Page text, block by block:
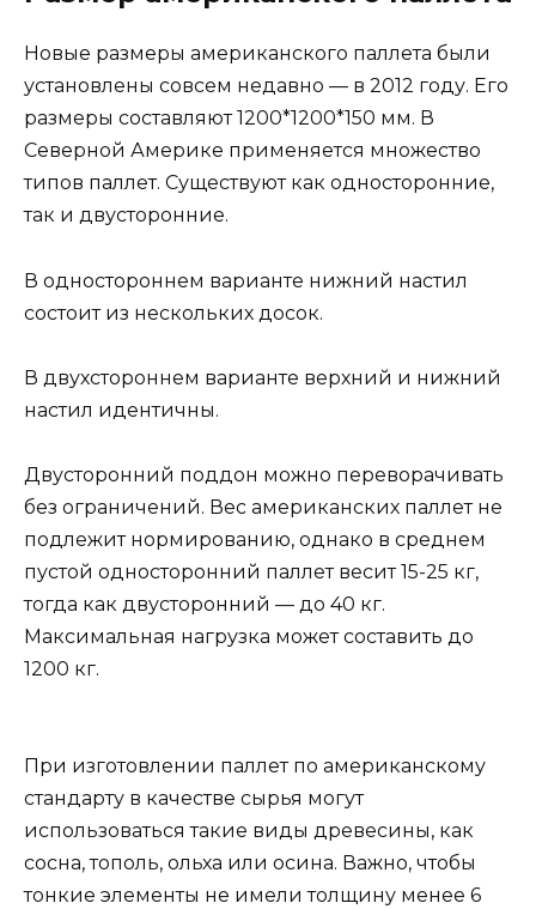
Новые размеры американского паллета были
установлены совсем недавно — в 2012 году. Его
размеры составляют 1200*1200*150 мм. В
Северной Америке применяется множество
типов паллет. Существуют как односторонние,
так и двусторонние.
В одностороннем варианте нижний настил
состоит из нескольких досок.
В двухстороннем варианте верхний и нижний
настил идентичны.
Двусторонний поддон можно переворачивать
без ограничений. Вес американских паллет не
подлежит нормированию, однако в среднем
пустой односторонний паллет весит 15-25 кг,
тогда как двусторонний — до 40 кг.
Максимальная нагрузка может составить до
1200 кг.
При изготовлении паллет по американскому
стандарту в качестве сырья могут
использоваться такие виды древесины, как
сосна, тополь, ольха или осина. Важно, чтобы
тонкие элементы не имели толщину менее 6